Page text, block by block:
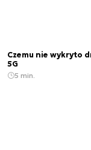
Czemu nie wykryto
5G
5 min.